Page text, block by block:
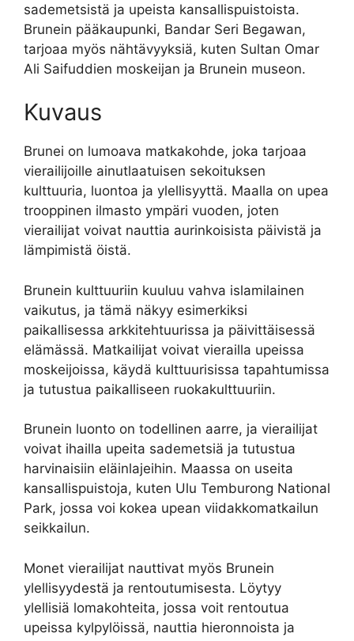
sademetsistä ja upeista kansallispuistoista.
Brunein pääkaupunki, Bandar Seri Begawan,
tarjoaa myös nähtävyyksiä, kuten Sultan Omar
Ali Saifuddien moskeijan ja Brunein museon.
Kuvaus
Brunei on lumoava matkakohde, joka tarjoaa
vierailijoille ainutlaatuisen sekoituksen
kulttuuria, luontoa ja ylellisyyttä. Maalla on upea
trooppinen ilmasto ympäri vuoden, joten
vierailijat voivat nauttia aurinkoisista päivistä ja
lämpimistä öistä.
Brunein kulttuuriin kuuluu vahva islamilainen
vaikutus, ja tämä näkyy esimerkiksi
paikallisessa arkkitehtuurissa ja päivittäisessä
elämässä. Matkailijat voivat vierailla upeissa
moskeijoissa, käydä kulttuurisissa tapahtumissa
ja tutustua paikalliseen ruokakulttuuriin.
Brunein luonto on todellinen aarre, ja vierailijat
voivat ihailla upeita sademetsiä ja tutustua
harvinaisiin eläinlajeihin. Maassa on useita
kansallispuistoja, kuten Ulu Temburong National
Park, jossa voi kokea upean viidakkomatkailun
seikkailun.
Monet vierailijat nauttivat myös Brunein
ylellisyydestä ja rentoutumisesta. Löytyy
ylellisiä lomakohteita, jossa voit rentoutua
upeissa kylpylöissä, nauttia hieronnoista ja